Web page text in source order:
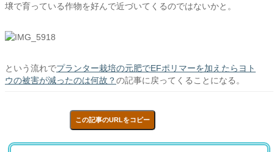
壌で育っている作物を好んで近づいてくるのではないかと。
という流れでプランター栽培の元肥でEFポリマーを加えたらヨト
ウの被害が減ったのは何故？の記事に戻ってくることになる。
この記事のURLをコピー